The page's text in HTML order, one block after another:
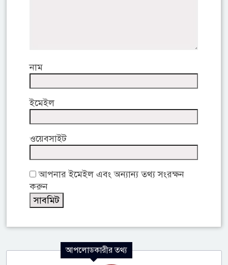
নাম
ইমেইল
ওয়েবসাইট
আপনার ইমেইল এবং অন্যান্য তথ্য সংরক্ষন
করুন
আপলোডকারীর তথ্য